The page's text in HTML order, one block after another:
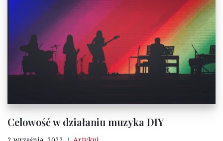
Celowość w działaniu muzyka DIY